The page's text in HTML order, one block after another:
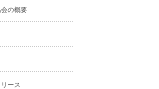
の概要
ース